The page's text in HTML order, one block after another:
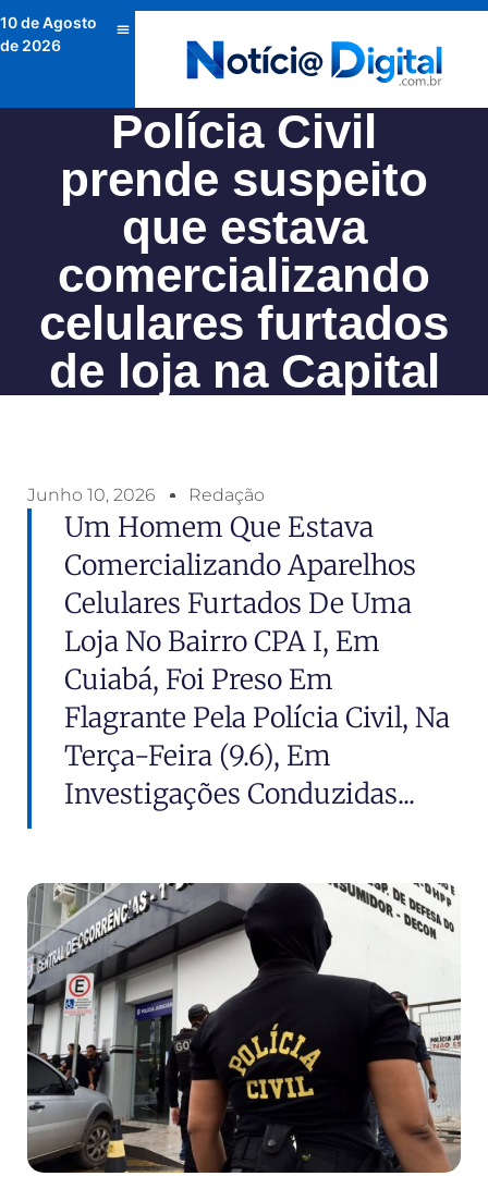
10 de Agosto
de 2026
Polícia Civil
prende suspeito
que estava
comercializando
celulares furtados
de loja na Capital
Junho 10, 2026 Redação
Um Homem Que Estava
Comercializando Aparelhos
Celulares Furtados De Uma
Loja No Bairro CPA I, Em
Cuiabá, Foi Preso Em
Flagrante Pela Polícia Civil, Na
Terça-Feira (9.6), Em
Investigações Conduzidas...